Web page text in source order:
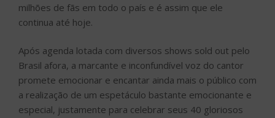
milhões de fãs em todo o país e é assim que ele
continua até hoje.
Após agenda lotada com diversos shows sold out pelo
Brasil afora, a marcante e inconfundível voz do cantor
promete emocionar e encantar ainda mais o público com
a realização de um espetáculo bastante emocionante e
especial, justamente para celebrar seus 40 gloriosos